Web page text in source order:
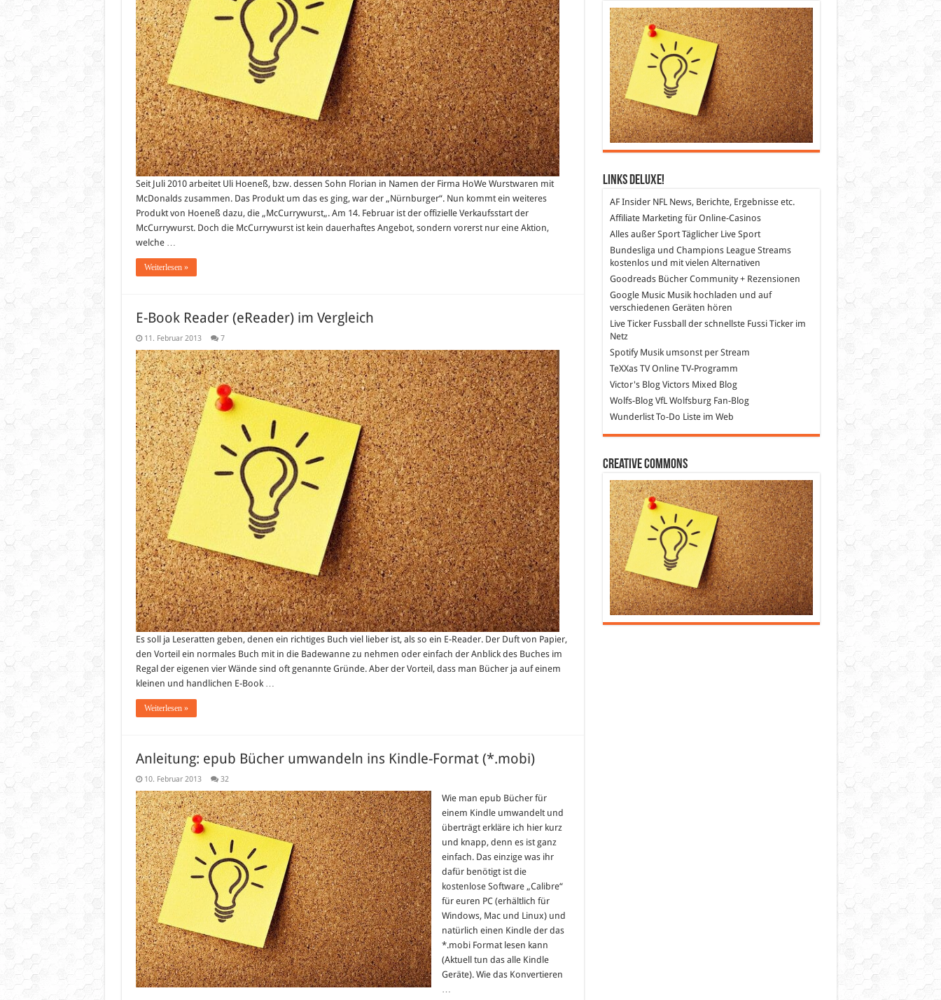
Seit Juli 2010 arbeitet Uli Hoeneß, bzw. dessen Sohn Florian in Namen der Firma HoWe Wurstwaren mit
McDonalds zusammen. Das Produkt um das es ging, war der „Nürnburger“. Nun kommt ein weiteres
Produkt von Hoeneß dazu, die „McCurrywurst„. Am 14. Februar ist der offizielle Verkaufsstart der
McCurrywurst. Doch die McCurrywurst ist kein dauerhaftes Angebot, sondern vorerst nur eine Aktion,
welche …
Weiterlesen »
E-Book Reader (eReader) im Vergleich
11. Februar 2013 7
Es soll ja Leseratten geben, denen ein richtiges Buch viel lieber ist, als so ein E-Reader. Der Duft von Papier,
den Vorteil ein normales Buch mit in die Badewanne zu nehmen oder einfach der Anblick des Buches im
Regal der eigenen vier Wände sind oft genannte Gründe. Aber der Vorteil, dass man Bücher ja auf einem
kleinen und handlichen E-Book …
Weiterlesen »
Anleitung: epub Bücher umwandeln ins Kindle-Format (*.mobi)
10. Februar 2013 32
Wie man epub Bücher für
einem Kindle umwandelt und
überträgt erkläre ich hier kurz
und knapp, denn es ist ganz
einfach. Das einzige was ihr
dafür benötigt ist die
kostenlose Software „Calibre“
für euren PC (erhältlich für
Windows, Mac und Linux) und
natürlich einen Kindle der das
*.mobi Format lesen kann
(Aktuell tun das alle Kindle
Geräte). Wie das Konvertieren
…
Links DeLuXe!
AF InsiderNFL News, Berichte, Ergebnisse etc.
Affiliate Marketingfür Online-Casinos
Alles außer SportTäglicher Live Sport
Bundesliga und Champions League Streams
kostenlos und mit vielen Alternativen
GoodreadsBücher Community + Rezensionen
Google MusicMusik hochladen und auf
verschiedenen Geräten hören
Live Ticker Fussball
der schnellste Fussi Ticker im
Netz
SpotifyMusik umsonst per Stream
TeXXas TVOnline TV-Programm
Victor's BlogVictors Mixed Blog
Wolfs-BlogVfL Wolfsburg Fan-Blog
WunderlistTo-Do Liste im Web
Creative Commons